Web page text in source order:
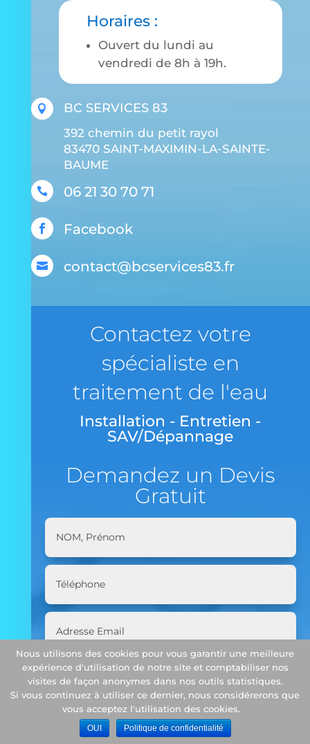
Horaires :
Ouvert du lundi au
vendredi de 8h à 19h.
 BC SERVICES 83
392 chemin du petit rayol
83470 SAINT-MAXIMIN-LA-SAINTE-
BAUME
 06 21 30 70 71
 Facebook
 contact@bcservices83.fr
Contactez votre
spécialiste en
traitement de l'eau
Installation - Entretien -
SAV/Dépannage
Demandez un Devis
Gratuit
Nous utilisons des cookies pour vous garantir une meilleure
expérience d'utilisation de notre site et comptabiliser nos
visites de façon anonymes dans nos outils statistiques.
Si vous continuez à utiliser ce dernier, nous considérerons que
vous acceptez l'utilisation des cookies.
OUI Politique de confidentialité